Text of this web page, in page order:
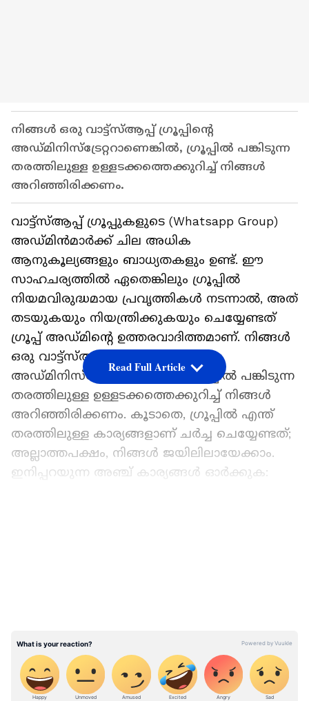
നിങ്ങള്‍ ഒരു വാട്ട്സ്ആപ്പ് ഗ്രൂപ്പിന്റെ
അഡ്മിനിസ്‌ട്രേറ്ററാണെങ്കില്‍, ഗ്രൂപ്പില്‍ പങ്കിടുന്ന
തരത്തിലുള്ള ഉള്ളടക്കത്തെക്കുറിച്ച് നിങ്ങള്‍
അറിഞ്ഞിരിക്കണം.
വാട്ട്സ്ആപ്പ് ഗ്രൂപ്പുകളുടെ (Whatsapp Group)
അഡ്മിന്‍മാര്‍ക്ക് ചില അധിക
ആനുകൂല്യങ്ങളും ബാധ്യതകളും ഉണ്ട്. ഈ
സാഹചര്യത്തില്‍ ഏതെങ്കിലും ഗ്രൂപ്പില്‍
നിയമവിരുദ്ധമായ പ്രവൃത്തികള്‍ നടന്നാല്‍, അത്
തടയുകയും നിയന്ത്രിക്കുകയും ചെയ്യേണ്ടത്
ഗ്രൂപ്പ് അഡ്മിന്റെ ഉത്തരവാദിത്തമാണ്. നിങ്ങള്‍
ഒരു വാട്ട്സ്ആപ്പ് ഗ്രൂപ്പിന്റെ
അഡ്മിനിസ്‌ട്രേറ്ററാണെങ്കില്‍, ഗ്രൂപ്പില്‍ പങ്കിടുന്ന
തരത്തിലുള്ള ഉള്ളടക്കത്തെക്കുറിച്ച് നിങ്ങള്‍
അറിഞ്ഞിരിക്കണം. കൂടാതെ, ഗ്രൂപ്പില്‍ എന്ത്
തരത്തിലുള്ള കാര്യങ്ങളാണ് ചര്‍ച്ച ചെയ്യേണ്ടത്;
അല്ലാത്തപക്ഷം, നിങ്ങള്‍ ജയിലിലായേക്കാം.
ഇനിപ്പറയുന്ന അഞ്ച് കാര്യങ്ങള്‍ ഓര്‍ക്കുക:
ജയില്‍വാസവും ഉണ്ടായേക്കാം.
ഉദാഹരണത്തിന്, സോഷ്യല്‍ മീഡിയ സൈറ്റില്‍
'ദേശവിരുദ്ധ' പരാമര്‍ശങ്ങള്‍ പ്രചരിപ്പിച്ചതിന്
ഉത്തര്‍പ്രദേശിലെ ബാഗ്പത് ഏരിയയില്‍
Read Full Article